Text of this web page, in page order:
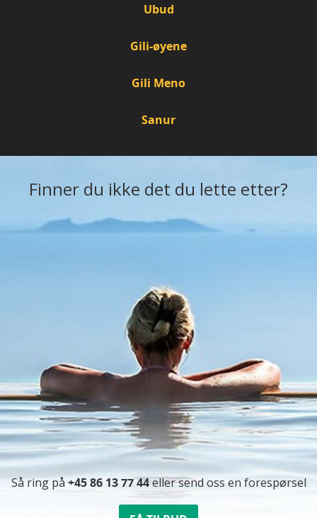
Ubud
Gili-øyene
Gili Meno
Sanur
Finner du ikke det du lette etter?
Så ring på +45 86 13 77 44eller send oss ​​en forespørsel